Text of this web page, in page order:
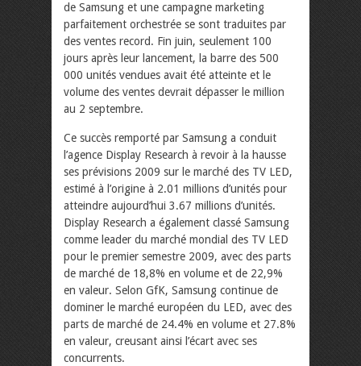
de Samsung et une campagne marketing
parfaitement orchestrée se sont traduites par
des ventes record. Fin juin, seulement 100
jours après leur lancement, la barre des 500
000 unités vendues avait été atteinte et le
volume des ventes devrait dépasser le million
au 2 septembre.
Ce succès remporté par Samsung a conduit
l’agence Display Research à revoir à la hausse
ses prévisions 2009 sur le marché des TV LED,
estimé à l’origine à 2.01 millions d’unités pour
atteindre aujourd’hui 3.67 millions d’unités.
Display Research a également classé Samsung
comme leader du marché mondial des TV LED
pour le premier semestre 2009, avec des parts
de marché de 18,8% en volume et de 22,9%
en valeur. Selon GfK, Samsung continue de
dominer le marché européen du LED, avec des
parts de marché de 24.4% en volume et 27.8%
en valeur, creusant ainsi l’écart avec ses
concurrents.